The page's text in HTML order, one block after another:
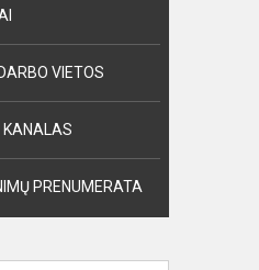
VIETOS
KANALAS
PRENUMERATA